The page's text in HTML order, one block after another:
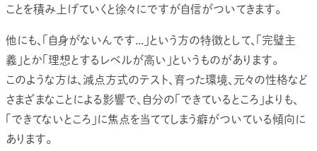
ことを積み上げていくと徐々にですが自信がついてきます。
他にも、「自身がないんです...」という方の特徴として、「完璧主
義」とか「理想とするレベルが高い」というものがあります。
このような方は、減点方式のテスト、育った環境、元々の性格など
さまざまなことによる影響で、自分の「できているところ」よりも、
「できてないところ」に焦点を当ててしまう癖がついている傾向に
あります。